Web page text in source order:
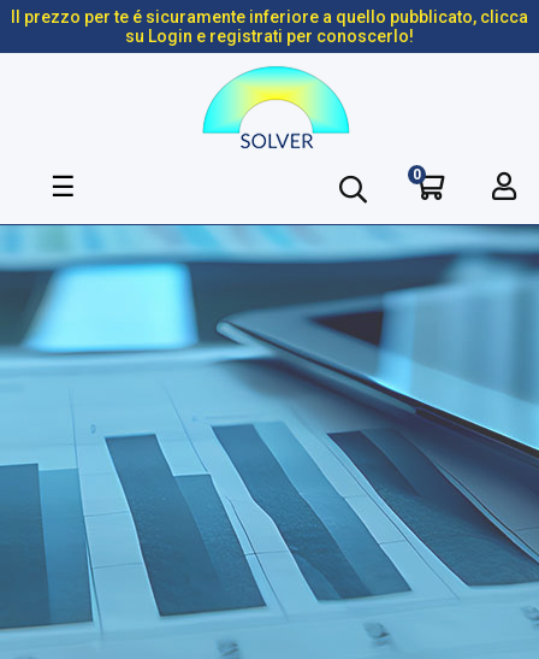
Il prezzo per te é sicuramente inferiore a quello pubblicato, clicca
su Login e registrati per conoscerlo!
navigazione
☰ 0